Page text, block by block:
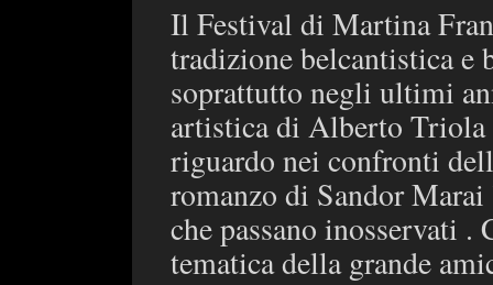
Il Festival di Martina
tradizione belcantistica e
soprattutto negli ultimi
artistica di Alberto
riguardo nei confronti
romanzo di Sandor
che passano inosservati
tematica della grande